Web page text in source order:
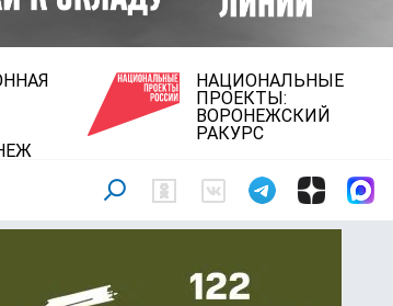
НАЦИОНАЛЬНЫЕ
ПРОЕКТЫ:
ВОРОНЕЖСКИЙ
РАКУРС